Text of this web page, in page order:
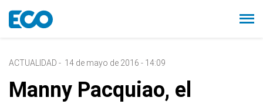
ACTUALIDAD - 14 de mayo de 2016 - 14:09
Manny Pacquiao, el